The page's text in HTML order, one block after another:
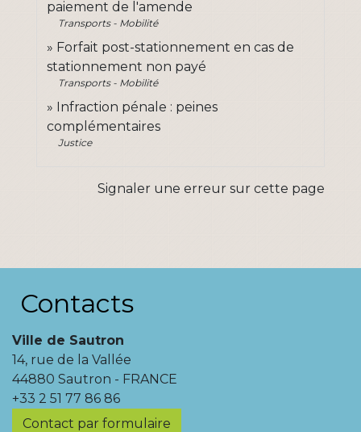
paiement de l'amende
Transports - Mobilité
Forfait post-stationnement en cas de
stationnement non payé
Transports - Mobilité
Infraction pénale : peines
complémentaires
Justice
Signaler une erreur sur cette page
Contacts
Ville de Sautron
14, rue de la Vallée
44880 Sautron - FRANCE
+33 2 51 77 86 86
Contact par formulaire